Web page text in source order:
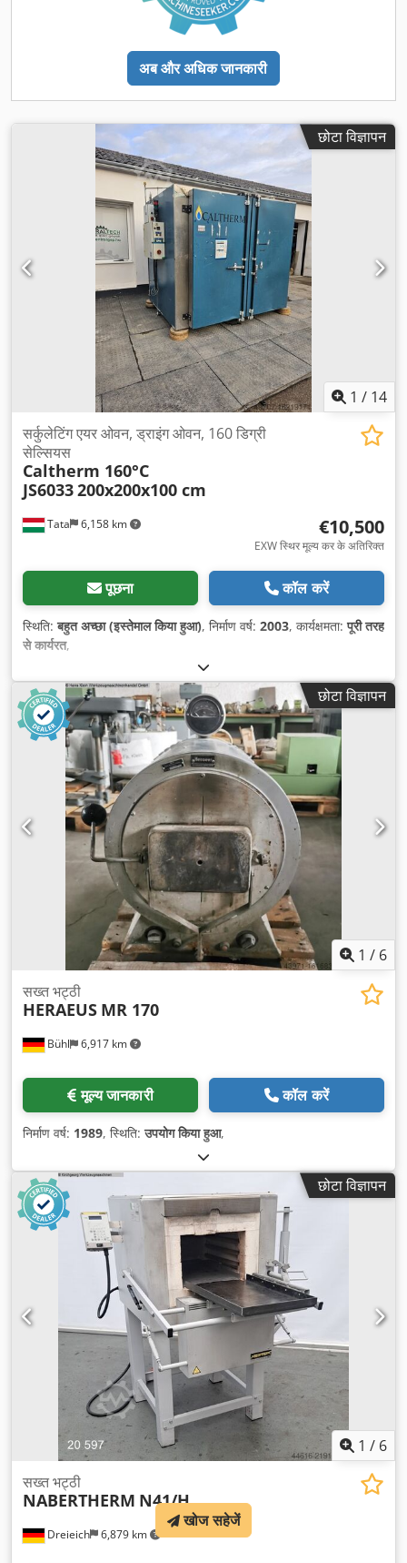
अब और अधिक जानकारी
छोटा विज्ञापन
1 / 14
Tata 6,158 km
सर्कुलेटिंग एयर ओवन, ड्राइंग ओवन, 160 डिग्री
सेल्सियस
Caltherm 160°C
JS6033200x200x100 cm
€10,500
EXW स्थिर मूल्य कर के अतिरिक्त
पूछना कॉल करें
स्थिति:बहुत अच्छा (इस्तेमाल किया हुआ), निर्माण वर्ष: 2003, कार्यक्षमता:पूरी तरह
से कार्यरत,
छोटा विज्ञापन
1 / 6
Bühl 6,917 km
सख्त भट्ठी
HERAEUS MR 170
मूल्य जानकारी कॉल करें
निर्माण वर्ष: 1989, स्थिति:उपयोग किया हुआ,
छोटा विज्ञापन
1 / 6
Dreieich 6,879 km
सख्त भट्ठी
NABERTHERM N41/H
खोज सहेजें